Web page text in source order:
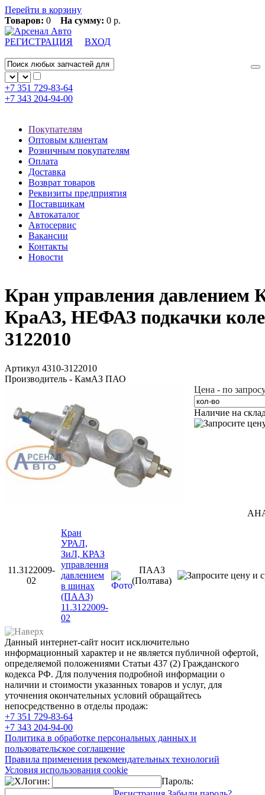
Перейти в корзину
Товаров: 0 На сумму: 0 р.
РЕГИСТРАЦИЯ ВХОД
+7 351 729-83-64
+7 343 204-94-00
Покупателям
Оптовым клиентам
Розничным покупателям
Оплата
Доставка
Возврат товаров
Реквизиты предприятия
Поставщикам
Автокаталог
Автосервис
Вакансии
Контакты
Новости
Кран управления давлением
КраАЗ, НЕФАЗ подкачки
3122010
Артикул 4310-3122010
Производитель - КамАЗ ПАО
Цена - по
Наличие на
11.3122009-
02
Кран
УРАЛ,
ЗиЛ, КРАЗ
управления
давлением
в шинах
(ПААЗ)
11.3122009-
02
ПААЗ
(Полтава)
Данный интернет-сайт носит исключительно
информационный характер и не является публичной офертой,
определяемой положениями Статьи 437 (2) Гражданского
кодекса РФ. Для получения подробной информации о
наличии и стоимости указанных товаров и услуг, для
уточнения окончательных условий обращайтесь
непосредственно в отделы продаж:
+7 351 729-83-64
+7 343 204-94-00
Политика в обработке персональных данных и
пользовательское соглашение
Правила применения рекомендательных технологий
Условия использования cookie
Логин:
Пароль: